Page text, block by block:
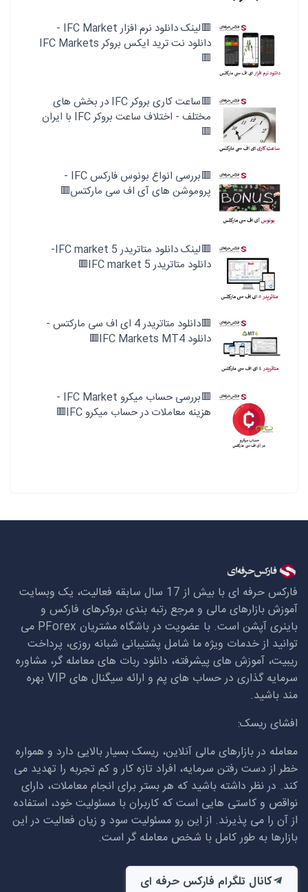
🟥لینک دانلود نرم افزار IFC Market -
دانلود نت ترید ایکس بروکر IFC Markets
🟥
🟥ساعت کاری بروکر IFC در بخش های
مختلف - اختلاف ساعت بروکر IFC با ایران
🟥
🟥بررسی انواع بونوس فارکس IFC -
پروموشن های آی اف سی مارکتس🟥
🟥لینک دانلود متاتریدر 5 IFC market-
دانلود متاتریدر 5 IFC market🟥
🟥دانلود متاتریدر 4 ای اف سی مارکتس -
دانلود IFC Markets MT4🟥
🟥بررسی حساب میکرو IFC Market -
هزینه معاملات در حساب میکرو IFC🟥
فارکس حرفه ای با بیش از 17 سال سابقه فعالیت، یک وبسایت
آموزش بازارهای مالی و مرجع رتبه بندی بروکرهای فارکس و
باینری آپشن است. با عضویت در باشگاه مشتریان PForex می
توانید از خدمات ویژه ما شامل پشتیبانی شبانه روزی، پرداخت
ریبیت، آموزش های پیشرفته، دانلود ربات های معامله گر، مشاوره
سرمایه گذاری در حساب های پم و ارائه سیگنال های VIPبهره
مند باشید.
افشای ریسک:
معامله در بازارهای مالی آنلاین، ریسک بسیار بالایی دارد و همواره
خطر از دست رفتن سرمایه، افراد تازه کار و کم تجربه را تهدید می
کند. در نظر داشته باشید که هر بستر برای انجام معاملات، دارای
نواقص و کاستی هایی است که کاربران با مسئولیت خود، استفاده
از آن را می پذیرند. از این رو مسئولیت سود و زیان فعالیت در این
بازارها به طور کامل با شخص معامله گر است.
کانال تلگرام فارکس حرفه ای